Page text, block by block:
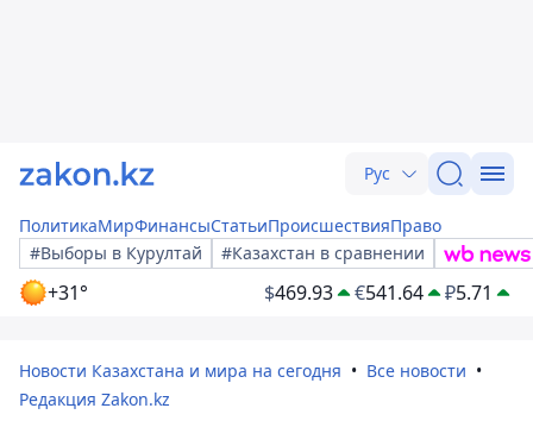
Рус
ПолитикаМирФинансыСтатьиПроисшествияПраво
#Выборы в Курултай
#Казахстан в сравнении
+31° $469.93 €541.64 ₽5.71
Новости Казахстана и мира на сегодня
Все новости
Редакция Zakon.kz